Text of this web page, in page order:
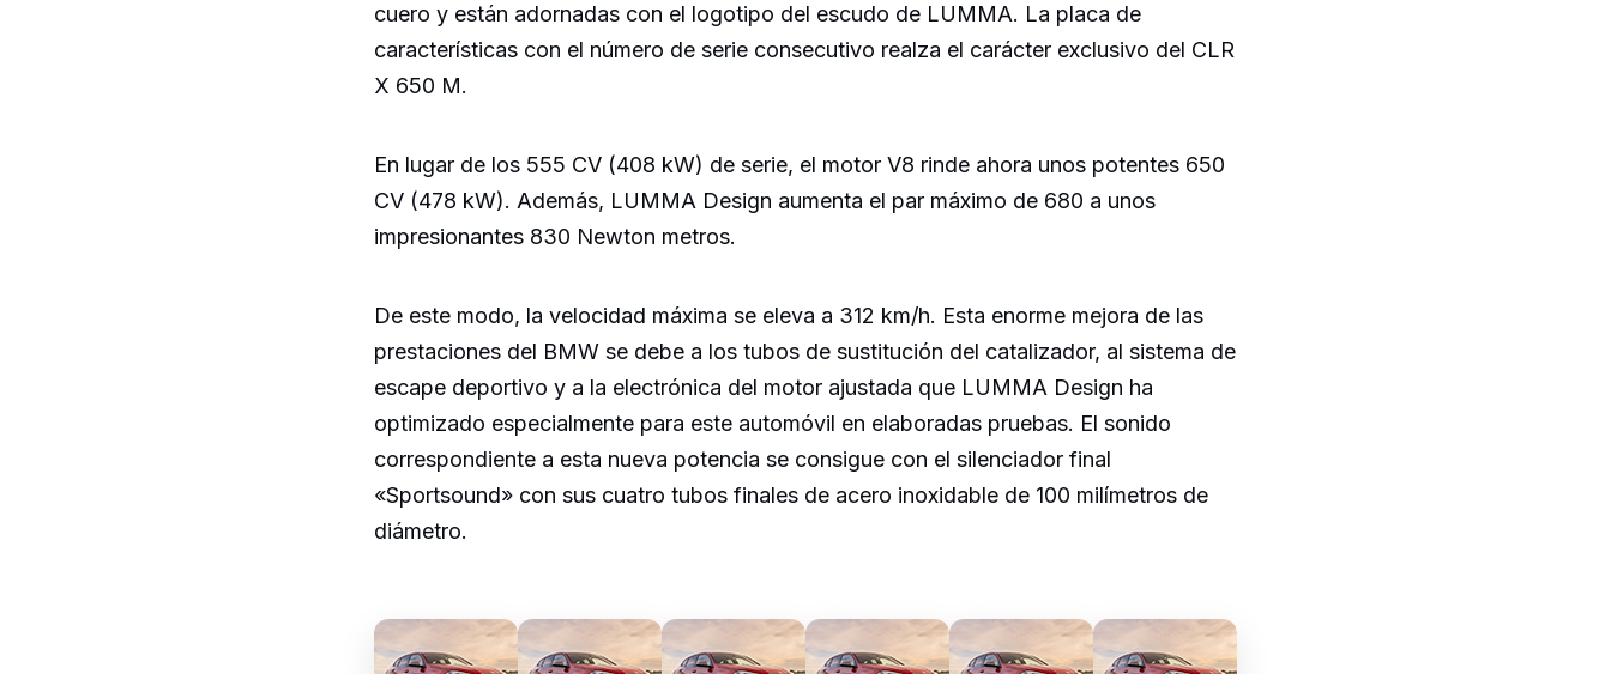
cuero y están adornadas con el logotipo del escudo de LUMMA. La placa de
características con el número de serie consecutivo realza el carácter exclusivo del CLR
X 650 M.
En lugar de los 555 CV (408 kW) de serie, el motor V8 rinde ahora unos potentes 650
CV (478 kW). Además, LUMMA Design aumenta el par máximo de 680 a unos
impresionantes 830 Newton metros.
De este modo, la velocidad máxima se eleva a 312 km/h. Esta enorme mejora de las
prestaciones del BMW se debe a los tubos de sustitución del catalizador, al sistema de
escape deportivo y a la electrónica del motor ajustada que LUMMA Design ha
optimizado especialmente para este automóvil en elaboradas pruebas. El sonido
correspondiente a esta nueva potencia se consigue con el silenciador final
«Sportsound» con sus cuatro tubos finales de acero inoxidable de 100 milímetros de
diámetro.